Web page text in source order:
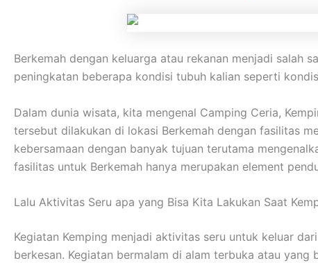
Berkemah dengan keluarga atau rekanan menjadi salah
peningkatan beberapa kondisi tubuh kalian seperti
Dalam dunia wisata, kita mengenal Camping Ceria,
tersebut dilakukan di lokasi Berkemah dengan fasilitas
kebersamaan dengan banyak tujuan terutama
fasilitas untuk Berkemah hanya merupakan element
Lalu Aktivitas Seru apa yang Bisa Kita Lakukan Saat
Kegiatan Kemping menjadi aktivitas seru untuk keluar
berkesan. Kegiatan bermalam di alam terbuka atau